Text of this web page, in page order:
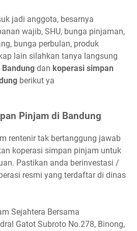
jadi anggota, besarnya
wajib, SHU, bunga pinjaman,
bunga perbulan, produk
lain silahkan tanya langsung
Bandung dan koperasi simpan
berikut ya
Pinjam di Bandung
rentenir tak bertanggung jawab
koperasi simpan pinjam untuk
Pastikan anda berinvestasi /
resmi yang terdaftar di dinas
Sejahtera Bersama
Gatot Subroto No.278, Binong,